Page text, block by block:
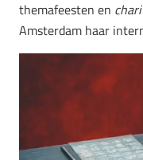
themafeesten en
Amsterdam haar